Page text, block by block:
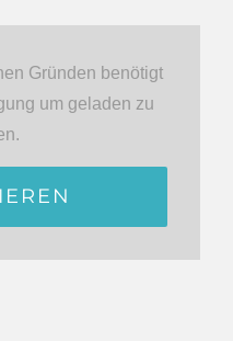
Gründen benötigt
um geladen zu